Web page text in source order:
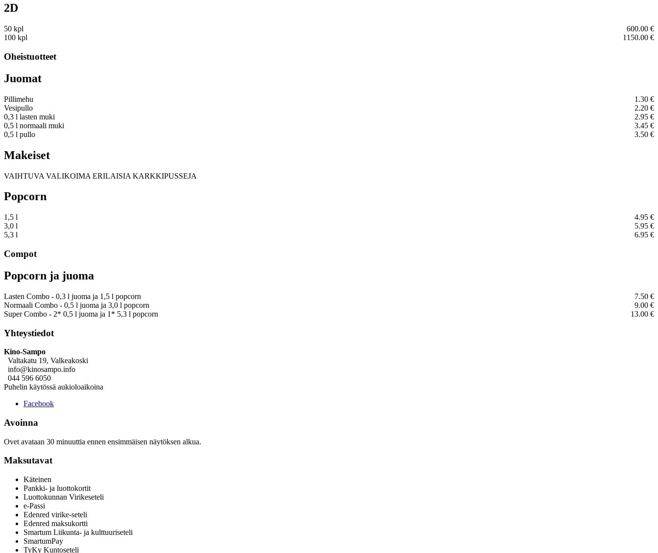
2D
50 kpl
600.00 €
100 kpl
1150.00 €
Oheistuotteet
Juomat
Pillimehu
1.30 €
Vesipullo
2.20 €
0,3 l lasten muki
2.95 €
0,5 l normaali muki
3.45 €
0,5 l pullo
3.50 €
Makeiset
VAIHTUVA VALIKOIMA ERILAISIA KARKKIPUSSEJA
Popcorn
1,5 l
4.95 €
3,0 l
5.95 €
5,3 l
6.95 €
Compot
Popcorn ja juoma
Lasten Combo - 0,3 l juoma ja 1,5 l popcorn
7.50 €
Normaali Combo - 0,5 l juoma ja 3,0 l popcorn
9.00 €
Super Combo - 2* 0,5 l juoma ja 1* 5,3 l popcorn
13.00 €
Yhteystiedot
Kino-Sampo
Valtakatu 19, Valkeakoski
info@kinosampo.info
044 596 6050
Puhelin käytössä aukioloaikoina
Facebook
Avoinna
Ovet avataan 30 minuuttia ennen ensimmäisen näytöksen alkua.
Maksutavat
Käteinen
Pankki- ja luottokortit
Luottokunnan Virikeseteli
e-Passi
Edenred virike-seteli
Edenred maksukortti
Smartum Liikunta- ja kulttuuriseteli
SmartumPay
TyKy Kuntoseteli